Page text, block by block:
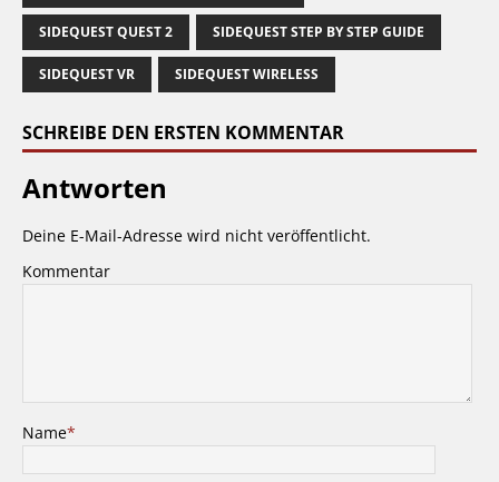
SIDEQUEST QUEST 2 SIDEQUEST STEP BY STEP GUIDE
SIDEQUEST VR SIDEQUEST WIRELESS
SCHREIBE DEN ERSTEN KOMMENTAR
Antworten
Deine E-Mail-Adresse wird nicht veröffentlicht.
Kommentar
Name*